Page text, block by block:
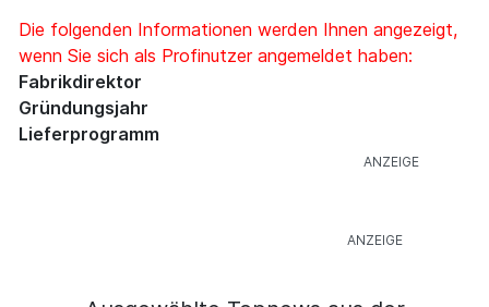
Die folgenden Informationen werden Ihnen angezeigt,
wenn Sie sich als Profinutzer angemeldet haben:
Fabrikdirektor
Gründungsjahr
Lieferprogramm